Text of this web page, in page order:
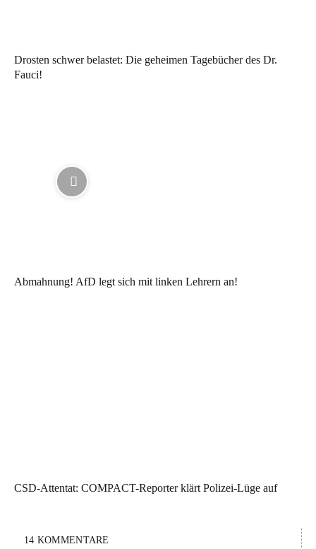
Drosten schwer belastet: Die geheimen Tagebücher des Dr.
Fauci!
Abmahnung! AfD legt sich mit linken Lehrern an!
CSD-Attentat: COMPACT-Reporter klärt Polizei-Lüge auf
14 KOMMENTARE